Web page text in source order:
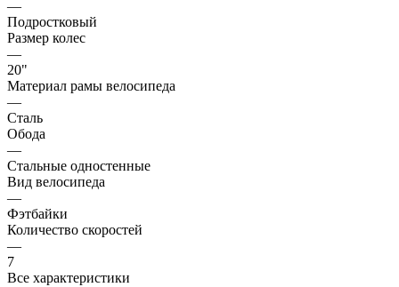
—
Подростковый
Размер колес
—
20"
Материал рамы велосипеда
—
Сталь
Обода
—
Стальные одностенные
Вид велосипеда
—
Фэтбайки
Количество скоростей
—
7
Все характеристики